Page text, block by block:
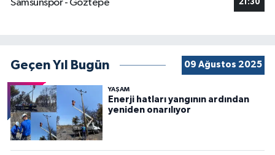
Enerji hatları yangının ardından
yeniden onarılıyor